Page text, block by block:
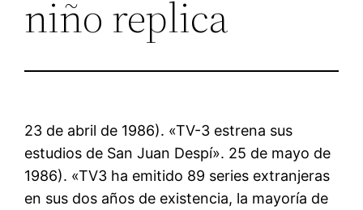
niño replica
23 de abril de 1986). «TV-3 estrena sus
estudios de San Juan Despí». 25 de mayo de
1986). «TV3 ha emitido 89 series extranjeras
en sus dos años de existencia, la mayoría de